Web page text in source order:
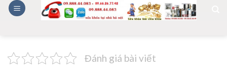
Skip
Đánh giá bài viết